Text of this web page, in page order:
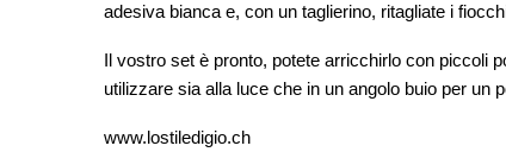
adesiva bianca e, con un taglierino, ritagliate i
Il vostro set è pronto, potete arricchirlo con piccoli
utilizzare sia alla luce che in un angolo buio per un
www.lostiledigio.ch